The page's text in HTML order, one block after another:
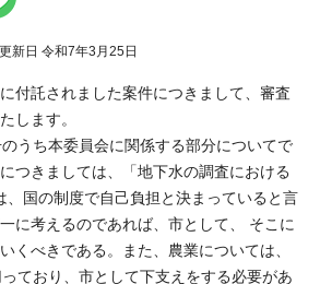
新日 令和7年3月25日
付託されました案件につきまして、審査
します。
うち本委員会に関係する部分についてで
つきましては、「地下水の調査における
、国の制度で自己負担と決まっていると言
に考えるのであれば、市として、 そこに
くべきである。また、農業については、
ており、市として下支えをする必要があ